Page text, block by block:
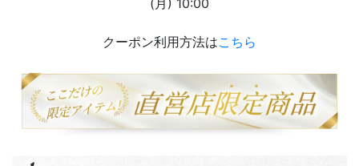
(月) 10:00
クーポン利用方法はこちら